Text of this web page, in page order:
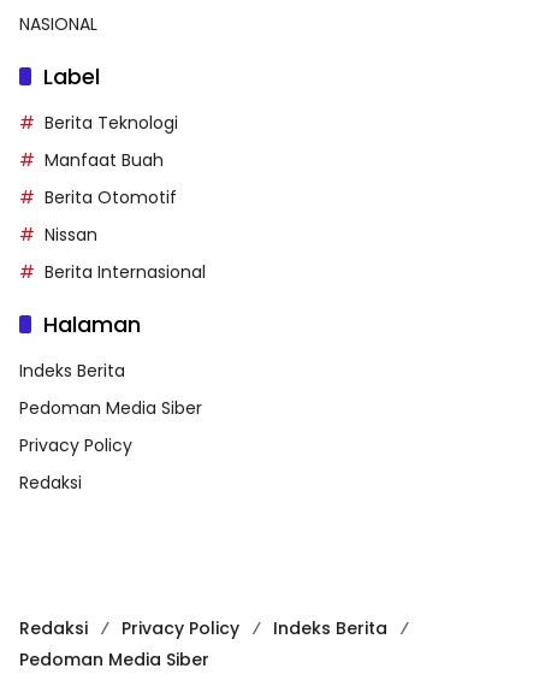
NASIONAL
Label
Berita Teknologi
Manfaat Buah
Berita Otomotif
Nissan
Berita Internasional
Halaman
Indeks Berita
Pedoman Media Siber
Privacy Policy
Redaksi
Redaksi Privacy Policy
Indeks Berita
Pedoman Media Siber